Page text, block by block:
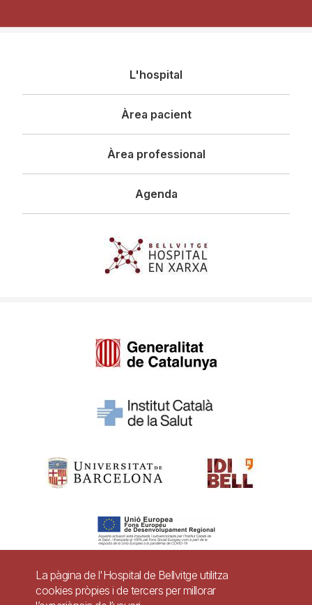
principal
L'hospital
Àrea pacient
Àrea professional
Agenda
La pàgina de l'Hospital de Bellvitge utilitza
cookies pròpies i de tercers per millorar